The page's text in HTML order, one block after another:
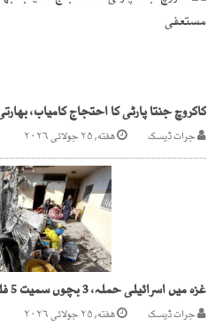
جرات ڈیسک هفته, ۲۵ جولائی ۲۰۲۶
غزہ میں اسرائیلی حملہ، 3 بچوں سمیت 5 فلسطینی شہید
جرات ڈیسک هفته, ۲۵ جولائی ۲۰۲۶